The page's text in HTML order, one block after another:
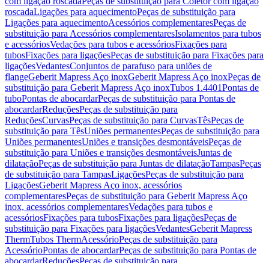
roscadaLigações para aquecimentoPeças de substituição para
Ligações para aquecimentoAcessórios complementaresPeças de
substituição para Acessórios complementaresIsolamentos para tubos
e acessóriosVedações para tubos e acessóriosFixações para
tubosFixações para ligaçõesPeças de substituição para Fixações para
ligaçõesVedantesConjuntos de parafuso para uniões de
flangeGeberit Mapress Aço inoxGeberit Mapress Aço inoxPeças de
substituição para Geberit Mapress Aço inoxTubos 1.4401Pontas de
tuboPontas de abocardarPeças de substituição para Pontas de
abocardarReduçõesPeças de substituição para
ReduçõesCurvasPeças de substituição para CurvasTêsPeças de
substituição para TêsUniões permanentesPeças de substituição para
Uniões permanentesUniões e transições desmontáveisPeças de
substituição para Uniões e transições desmontáveisJuntas de
dilataçãoPeças de substituição para Juntas de dilataçãoTampasPeças
de substituição para TampasLigaçõesPeças de substituição para
LigaçõesGeberit Mapress Aço inox, acessórios
complementaresPeças de substituição para Geberit Mapress Aço
inox, acessórios complementaresVedações para tubos e
acessóriosFixações para tubosFixações para ligaçõesPeças de
substituição para Fixações para ligaçõesVedantesGeberit Mapress
ThermTubos ThermAcessórioPeças de substituição para
AcessórioPontas de abocardarPeças de substituição para Pontas de
abocardarReduçõesPeças de substituição para